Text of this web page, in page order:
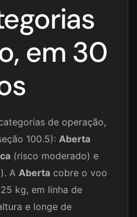
em 30
de operação,
100.5): Aberta
(risco moderado) e
A Aberta cobre o voo
kg, em linha de
e longe de